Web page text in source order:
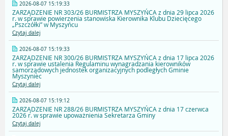
2026-08-07 15:19:33
ZARZĄDZENIE NR 303/26 BURMISTRZA MYSZYŃCA z dnia 29 lipca 2026
r. w sprawie powierzenia stanowiska Kierownika Klubu Dziecięcego
„Pszczółki” w Myszyńcu
Czytaj dalej
2026-08-07 15:19:33
ZARZĄDZENIE NR 300/26 BURMISTRZA MYSZYŃCA z dnia 17 lipca 2026
r. w sprawie ustalenia Regulaminu wynagradzania kierowników
samorządowych jednostek organizacyjnych podległych Gminie
Myszyniec
Czytaj dalej
2026-08-07 15:19:12
ZARZĄDZENIE NR 288/26 BURMISTRZA MYSZYŃCA z dnia 17 czerwca
2026 r. w sprawie upoważnienia Sekretarza Gminy
Czytaj dalej